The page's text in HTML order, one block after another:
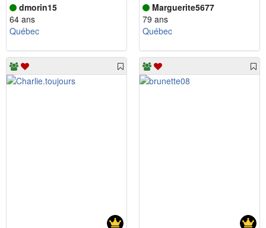
dmorin15
64 ans
Québec
Marguerite5677
79 ans
Québec